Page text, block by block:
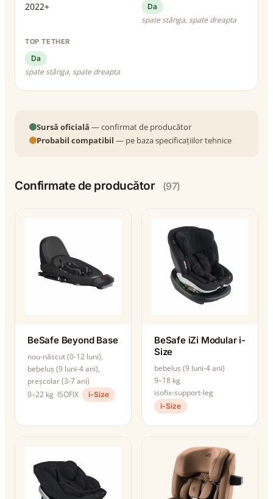
2022+ Da
spate stânga, spate dreapta
TOP TETHER
Da
spate stânga, spate dreapta
Sursă oficială — confirmat de producător
Probabil compatibil — pe baza specificațiilor tehnice
Confirmate de producător (97)
BeSafe Beyond Base
nou-născut (0-12 luni),
bebeluș (9 luni-4 ani),
preșcolar (3-7 ani)
0–22 kg ISOFIX i-Size
BeSafe iZi Modular i-
Size
bebeluș (9 luni-4 ani)
9–18 kg
isofix-support-leg
i-Size